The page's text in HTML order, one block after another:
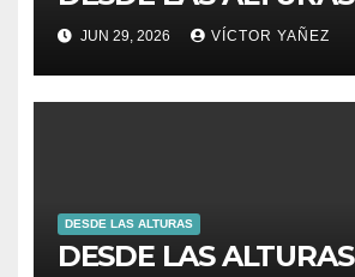
JUN 29, 2026 VÍCTOR YAÑEZ
DESDE LAS ALTURAS
DESDE LAS ALTURAS